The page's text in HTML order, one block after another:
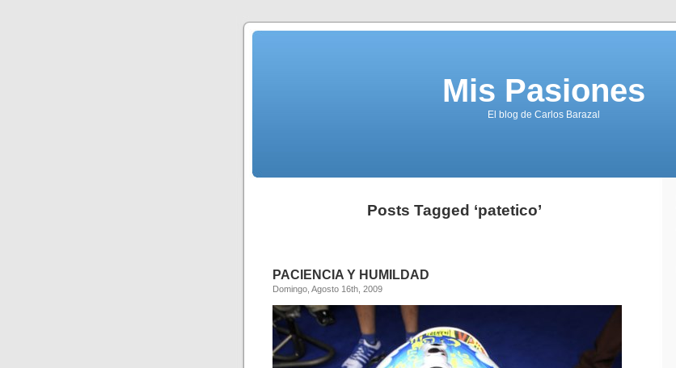
Mis Pasiones
El blog de Carlos Barazal
Posts Tagged ‘patetico’
PACIENCIA Y HUMILDAD
Domingo, Agosto 16th, 2009